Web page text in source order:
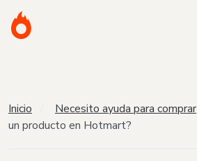
Inicio Necesito ayuda para comprar
un producto en Hotmart?